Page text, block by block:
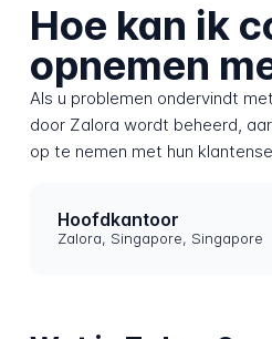
Hoe kan ik
opnemen
Als u problemen ondervindt
door Zalora wordt beheerd,
op te nemen met hun
Hoofdkantoor
Zalora, Singapore, Singapore